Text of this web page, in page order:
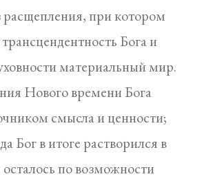
расщепления, при котором
Бога и
материальный мир.
Нового времени Бога
смысла и ценности;
Бог в итоге растворился в
по возможности